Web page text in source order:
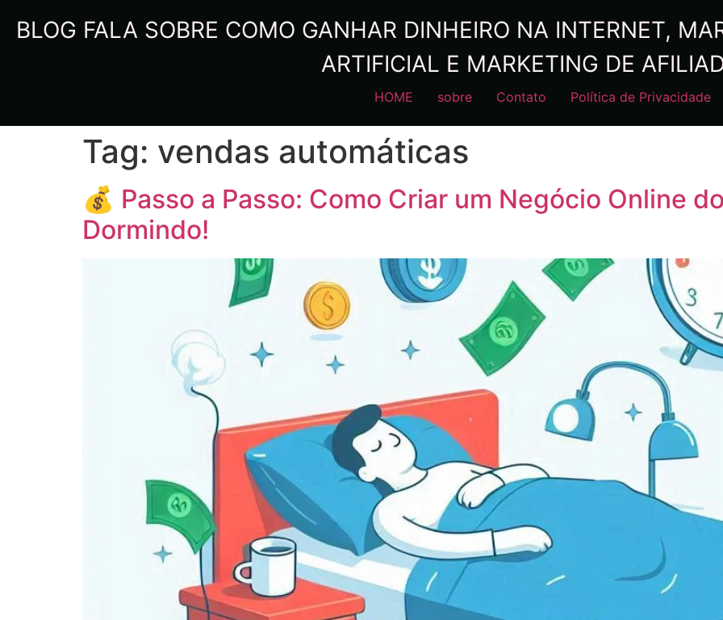
BLOG FALA SOBRE COMO GANHAR DINHEIRO NA INTERNET,
ARTIFICIAL E MARKETING DE
HOME sobre Contato Política de Privacidade
Tag: vendas automáticas
💰 Passo a Passo: Como Criar um Negócio Online
Dormindo!